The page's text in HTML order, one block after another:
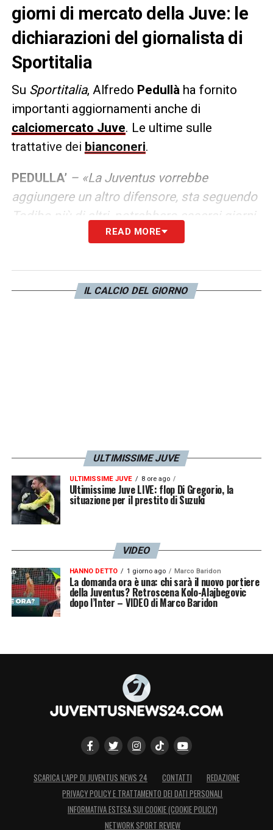
giorni di mercato della Juve: le
dichiarazioni del giornalista di
Sportitalia
Su Sportitalia, Alfredo Pedullà ha fornito
importanti aggiornamenti anche di
calciomercato Juve. Le ultime sulle
trattative dei bianconeri.
PEDULLA’ – «La Juventus vorrebbe
aggiungere un altro difensore, sta seguendo
Todibo più di altri, potrebbero esserci giorni
scoppiettanti se qualcuno si presentasse
Manchester City) oppure per Fagioli
(Marsiglia, Premier e sullo sfondo la
READ MORE
IL CALCIO DEL GIORNO
ULTIMISSIME JUVE
ULTIMISSIME JUVE 8 ore ago
Ultimissime Juve LIVE: flop Di Gregorio, la
situazione per il prestito di Suzuki
VIDEO
HANNO DETTO 1 giorno ago Marco Baridon
La domanda ora è una: chi sarà il nuovo portiere
della Juventus? Retroscena Kolo-Alajbegovic
dopo l’Inter – VIDEO di Marco Baridon
SCARICA L’APP DI JUVENTUS NEWS 24 CONTATTI
REDAZIONE
PRIVACY POLICY E TRATTAMENTO DEI DATI PERSONALI
INFORMATIVA ESTESA SUI COOKIE (COOKIE POLICY)
NETWORK SPORT REVIEW